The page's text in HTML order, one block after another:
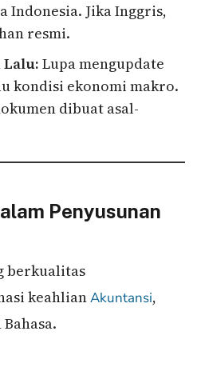
Indonesia. Jika Inggris,
resmi.
Lalu: Lupa mengupdate
kondisi ekonomi makro.
dibuat asal-
Penyusunan
berkualitas
keahlianAkuntansi,